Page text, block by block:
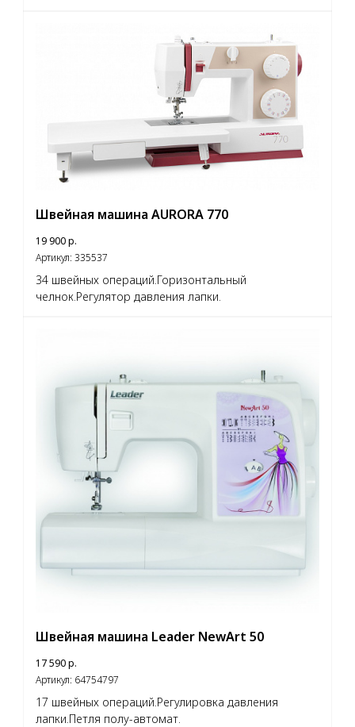
Швейная машина AURORA 770
19 900р.
Артикул: 335537
34 швейных операций.Горизонтальный
челнок.Регулятор давления лапки.
Швейная машина Leader NewArt 50
17 590р.
Артикул: 64754797
17 швейных операций.Регулировка давления
лапки.Петля полу-автомат.